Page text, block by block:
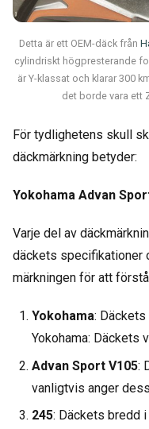
Detta är ett OEM-däck från
cylindriskt högpresterande
är Y-klassat och klarar 300
det borde vara ett
För tydlighetens skull
däckmärkning betyder:
Yokohama Advan
Varje del av
däckets specifikationer
märkningen för att
Yokohama:
Yokohama: Däckets
Advan Sport V105:
vanligtvis anger
245: Däckets bredd